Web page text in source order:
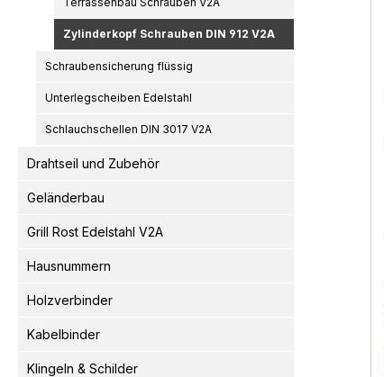
Zylinderkopf Schrauben DIN 912 V2A
Schraubensicherung flüssig
Unterlegscheiben Edelstahl
Schlauchschellen DIN 3017 V2A
Drahtseil und Zubehör
Geländerbau
Grill Rost Edelstahl V2A
Hausnummern
Holzverbinder
Kabelbinder
Klingeln & Schilder